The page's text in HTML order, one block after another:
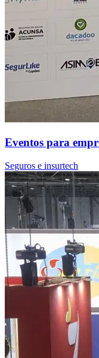
Eventos para
Seguros e insurtech